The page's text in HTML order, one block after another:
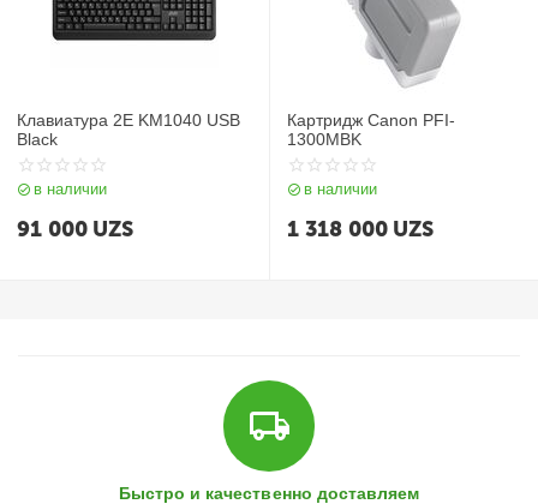
Клавиатура 2E KM1040 USB
Black
в наличии
91 000 UZS
Картридж Canon PFI-
1300MBK
в наличии
1 318 000 UZS
Быстро и качественно доставляем